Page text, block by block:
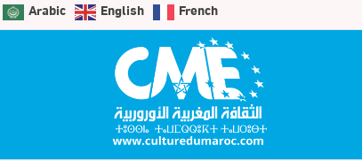
Arabic English French